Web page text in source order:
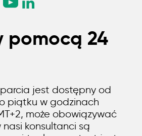
pomocą 24
jest dostępny od
piątku w godzinach
może obowiązywać
konsultanci są